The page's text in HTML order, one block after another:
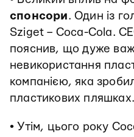
спонсори. Один із
Sziget – Coca-Cola.
пояснив, що дуже
невикористання
компанією, яка
пластикових пляшках.
• Утім, цього року